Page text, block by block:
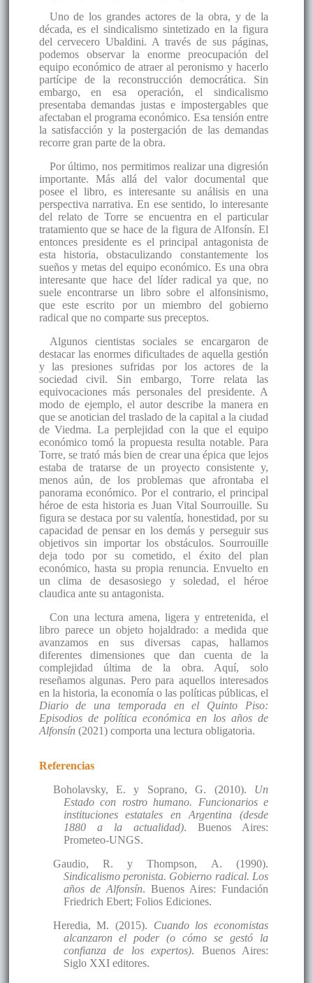
Uno de los grandes actores de la obra, y de la
década, es el sindicalismo sintetizado en la figura
del cervecero Ubaldini. A través de sus páginas,
podemos observar la enorme preocupación del
equipo económico de atraer al peronismo y hacerlo
partícipe de la reconstrucción democrática. Sin
embargo, en esa operación, el sindicalismo
presentaba demandas justas e impostergables que
afectaban el programa económico. Esa tensión entre
la satisfacción y la postergación de las demandas
recorre gran parte de la obra.
Por último, nos permitimos realizar una digresión
importante. Más allá del valor documental que
posee el libro, es interesante su análisis en una
perspectiva narrativa. En ese sentido, lo interesante
del relato de Torre se encuentra en el particular
tratamiento que se hace de la figura de Alfonsín. El
entonces presidente es el principal antagonista de
esta historia, obstaculizando constantemente los
sueños y metas del equipo económico. Es una obra
interesante que hace del líder radical ya que, no
suele encontrarse un libro sobre el alfonsinismo,
que este escrito por un miembro del gobierno
radical que no comparte sus preceptos.
Algunos cientistas sociales se encargaron de
destacar las enormes dificultades de aquella gestión
y las presiones sufridas por los actores de la
sociedad civil. Sin embargo, Torre relata las
equivocaciones más personales del presidente. A
modo de ejemplo, el autor describe la manera en
que se anotician del traslado de la capital a la ciudad
de Viedma. La perplejidad con la que el equipo
económico tomó la propuesta resulta notable. Para
Torre, se trató más bien de crear una épica que lejos
estaba de tratarse de un proyecto consistente y,
menos aún, de los problemas que afrontaba el
panorama económico. Por el contrario, el principal
héroe de esta historia es Juan Vital Sourrouille. Su
figura se destaca por su valentía, honestidad, por su
capacidad de pensar en los demás y perseguir sus
objetivos sin importar los obstáculos. Sourrouille
deja todo por su cometido, el éxito del plan
económico, hasta su propia renuncia. Envuelto en
un clima de desasosiego y soledad, el héroe
claudica ante su antagonista.
Con una lectura amena, ligera y entretenida, el
libro parece un objeto hojaldrado: a medida que
avanzamos en sus diversas capas, hallamos
diferentes dimensiones que dan cuenta de la
complejidad última de la obra. Aquí, solo
reseñamos algunas. Pero para aquellos interesados
en la historia, la economía o las políticas públicas, el
Diario de una temporada en el Quinto Piso:
Episodios de política económica en los años de
Alfonsín (2021) comporta una lectura obligatoria.
Referencias
Boholavsky, E. y Soprano, G. (2010). Un
Estado con rostro humano. Funcionarios e
instituciones estatales en Argentina (desde
1880 a la actualidad). Buenos Aires:
Prometeo-UNGS.
Gaudio, R. y Thompson, A. (1990).
Sindicalismo peronista. Gobierno radical. Los
años de Alfonsín. Buenos Aires: Fundación
Friedrich Ebert; Folios Ediciones.
Heredia, M. (2015). Cuando los economistas
alcanzaron el poder (o cómo se gestó la
confianza de los expertos). Buenos Aires:
Siglo XXI editores.